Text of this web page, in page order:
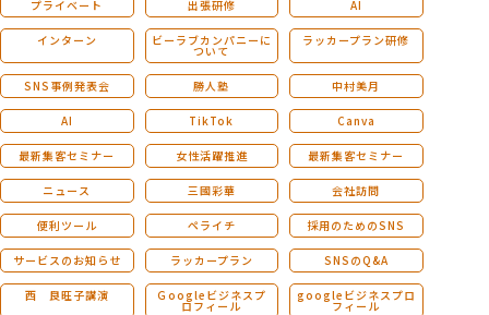
プライベート 出張研修 AI
インターン ビーラブカンパニーに
ついて
ラッカープラン研修
SNS事例発表会 勝人塾 中村美月
AI TikTok Canva
最新集客セミナー 女性活躍推進 最新集客セミナー
ニュース 三國彩華 会社訪問
便利ツール ペライチ 採用のためのSNS
サービスのお知らせ ラッカープラン SNSのQ&A
西 良旺子講演 Ｇoogleビジネスプ
ロフィール
googleビジネスプロ
フィール